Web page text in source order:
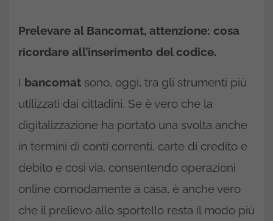
Prelevare al Bancomat, attenzione: cosa
ricordare all’inserimento del codice.
I bancomat sono, oggi, tra gli strumenti più
utilizzati dai cittadini. Se è vero che la
digitalizzazione ha portato una svolta anche
in termini di conti correnti, carte di credito e
debito e così via, consentendo operazioni
online comodamente a casa, è anche vero
che il prelievo allo sportello resta il modo più